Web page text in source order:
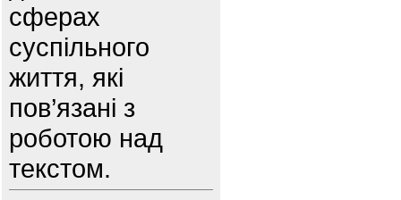
сферах
суспільного
життя, які
пов’язані з
роботою над
текстом.